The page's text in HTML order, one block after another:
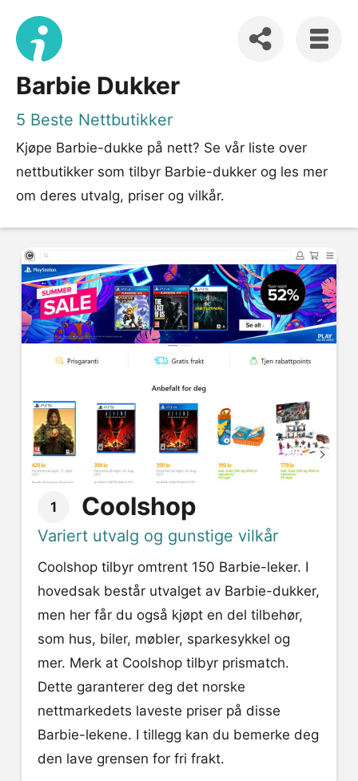
Barbie Dukker
5 Beste Nettbutikker
Kjøpe Barbie-dukke på nett? Se vår liste over
nettbutikker som tilbyr Barbie-dukker og les mer
om deres utvalg, priser og vilkår.
1 Coolshop
Variert utvalg og gunstige vilkår
Coolshop tilbyr omtrent 150 Barbie-leker. I
hovedsak består utvalget av Barbie-dukker,
men her får du også kjøpt en del tilbehør,
som hus, biler, møbler, sparkesykkel og
mer. Merk at Coolshop tilbyr prismatch.
Dette garanterer deg det norske
nettmarkedets laveste priser på disse
Barbie-lekene. I tillegg kan du bemerke deg
den lave grensen for fri frakt.